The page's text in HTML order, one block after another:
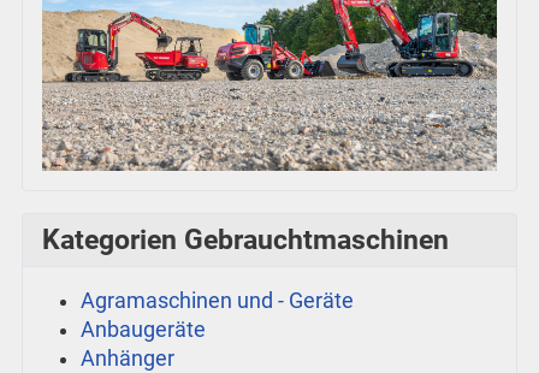
Kategorien Gebrauchtmaschinen
Agramaschinen und - Geräte
Anbaugeräte
Anhänger